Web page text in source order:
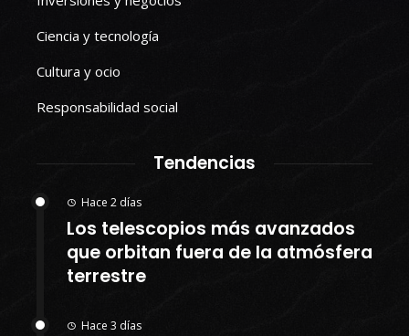
Ciencia y tecnología
Cultura y ocio
Responsabilidad social
Tendencias
Hace 2 días
Los telescopios más avanzados
que orbitan fuera de la atmósfera
terrestre
Hace 3 días